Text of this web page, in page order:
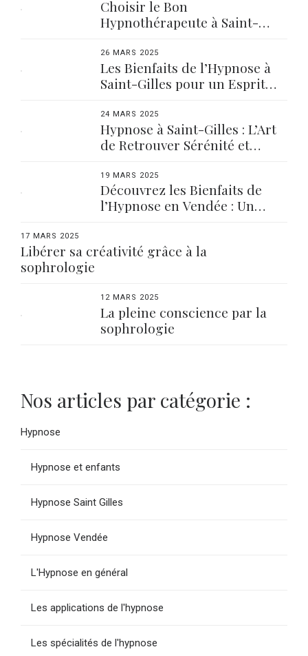
Choisir le Bon
Hypnothérapeute à Saint-
26 MARS 2025
Les Bienfaits de l’Hypnose à
Saint-Gilles pour un Esprit
24 MARS 2025
Hypnose à Saint-Gilles : L’Art
de Retrouver Sérénité et
19 MARS 2025
Découvrez les Bienfaits de
l’Hypnose en Vendée : Un
17 MARS 2025
Libérer sa créativité grâce à la
sophrologie
12 MARS 2025
La pleine conscience par la
sophrologie
Nos articles par catégorie :
Hypnose
Hypnose et enfants
Hypnose Saint Gilles
Hypnose Vendée
L'Hypnose en général
Les applications de l'hypnose
Les spécialités de l'hypnose